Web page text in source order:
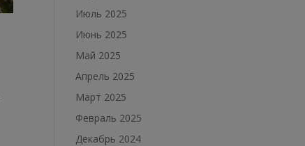
Июль 2025
Июнь 2025
Май 2025
Апрель 2025
Март 2025
Февраль 2025
Декабрь 2024